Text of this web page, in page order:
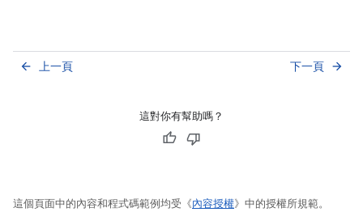
上一頁
arrow_back 下一頁 arrow_forward
這對你有幫助嗎？
這個頁面中的內容和程式碼範例均受《內容授權》中的授權所規範。